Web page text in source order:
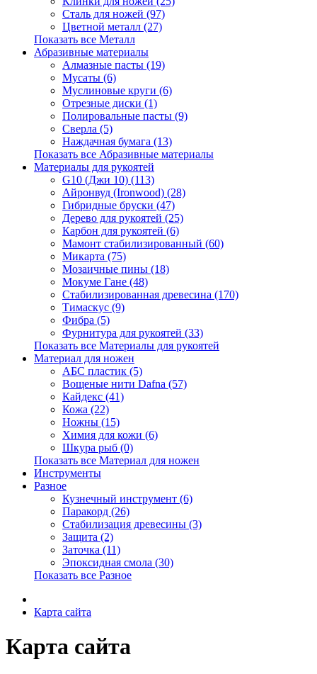
Сталь для ножей (97)
Цветной металл (27)
Показать все Металл
Абразивные материалы
Алмазные пасты (19)
Мусаты (6)
Муслиновые круги (6)
Отрезные диски (1)
Полировальные пасты (9)
Сверла (5)
Наждачная бумага (13)
Показать все Абразивные материалы
Материалы для рукоятей
G10 (Джи 10) (113)
Айронвуд (Ironwood) (28)
Гибридные бруски (47)
Дерево для рукоятей (25)
Карбон для рукоятей (6)
Мамонт стабилизированный (60)
Микарта (75)
Мозаичные пины (18)
Мокуме Гане (48)
Стабилизированная древесина (170)
Тимаскус (9)
Фибра (5)
Фурнитура для рукоятей (33)
Показать все Материалы для рукоятей
Материал для ножен
АБС пластик (5)
Вощеные нити Dafna (57)
Кайдекс (41)
Кожа (22)
Ножны (15)
Химия для кожи (6)
Шкура рыб (0)
Показать все Материал для ножен
Инструменты
Разное
Кузнечный инструмент (6)
Паракорд (26)
Стабилизация древесины (3)
Защита (2)
Заточка (11)
Эпоксидная смола (30)
Показать все Разное
Карта сайта
Карта сайта